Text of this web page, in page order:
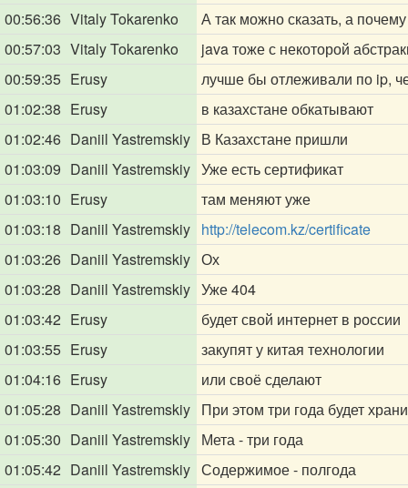
00:56:36 Vitaly Tokarenko
А так можно сказать, а
00:57:03 Vitaly Tokarenko
java тоже с некоторой
00:59:35 Erusy
лучше бы отлеживали по ip,
01:02:38 Erusy
в казахстане обкатывают
01:02:46 Daniil Yastremskiy В Казахстане пришли
01:03:09 Daniil Yastremskiy Уже есть сертификат
01:03:10 Erusy
там меняют уже
01:03:18 Daniil Yastremskiy http://telecom.kz/certificate
01:03:26 Daniil Yastremskiy Ох
01:03:28 Daniil Yastremskiy Уже 404
01:03:42 Erusy
будет свой интернет в россии
01:03:55 Erusy
закупят у китая технологии
01:04:16 Erusy
или своё сделают
01:05:28 Daniil Yastremskiy При этом три года будет
01:05:30 Daniil Yastremskiy Мета - три года
01:05:42 Daniil Yastremskiy Содержимое - полгода